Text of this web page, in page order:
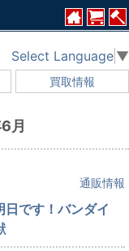
買取情報
Select Language ▼
月
通販情報
日です！バンダイ